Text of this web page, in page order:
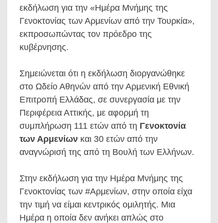
εκδήλωση για την «Ημέρα Μνήμης της
Γενοκτονίας των Αρμενίων από την Τουρκία»,
εκπροσωπώντας τον πρόεδρο της
κυβέρνησης.
Σημειώνεται ότι η εκδήλωση διοργανώθηκε
στο Ωδείο Αθηνών από την Αρμενική Εθνική
Επιτροπή Ελλάδας, σε συνεργασία με την
Περιφέρεια Αττικής, με αφορμή τη
συμπλήρωση 111 ετών από τη Γενοκτονία
των Αρμενίων και 30 ετών από την
αναγνώρισή της από τη Βουλή των Ελλήνων.
Στην εκδήλωση για την Ημέρα Μνήμης της
Γενοκτονίας των #Αρμενίων, στην οποία είχα
την τιμή να είμαι κεντρικός ομιλητής. Μια
Ημέρα η οποία δεν ανήκει απλώς στο